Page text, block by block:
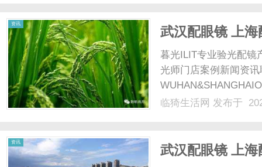
资讯
武汉配眼镜 上海
暮光ILIT专业验光配镜
光师门店案例新闻资
配镜的写字楼眼镜店
临猗生活网 发布于
资讯
武汉配眼镜 上海